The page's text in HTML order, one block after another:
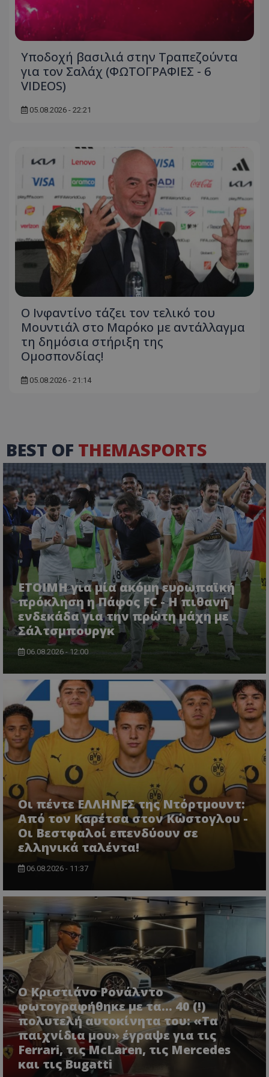
Υποδοχή βασιλιά στην Τραπεζούντα
για τον Σαλάχ (ΦΩΤΟΓΡΑΦΙΕΣ - 6
VIDEOS)
05.08.2026 - 22:21
Ο Ινφαντίνο τάζει τον τελικό του
Μουντιάλ στο Μαρόκο με αντάλλαγμα
τη δημόσια στήριξη της
Ομοσπονδίας!
05.08.2026 - 21:14
BEST OF THEMASPORTS
ΕΤΟΙΜΗ για μία ακόμη ευρωπαϊκή
πρόκληση η Πάφος FC - Η πιθανή
ενδεκάδα για την πρώτη μάχη με
Σάλτσμπουργκ
06.08.2026 - 12:00
Οι πέντε ΕΛΛΗΝΕΣ της Ντόρτμουντ:
Από τον Καρέτσα στον Κώστογλου -
Οι Βεστφαλοί επενδύουν σε
ελληνικά ταλέντα!
06.08.2026 - 11:37
Ο Κριστιάνο Ρονάλντο
φωτογραφήθηκε με τα... 40 (!)
πολυτελή αυτοκίνητα του: «Τα
παιχνίδια μου» έγραψε για τις
Ferrari, τις McLaren, τις Mercedes
και τις Bugatti